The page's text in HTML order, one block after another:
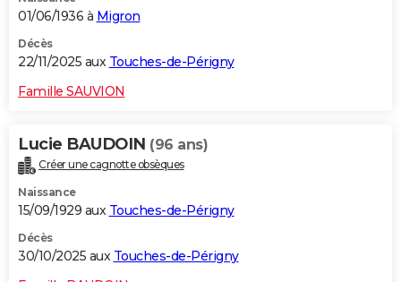
01/06/1936 à Migron
Décès
22/11/2025 aux Touches-de-Périgny
Famille SAUVION
Lucie BAUDOIN (96 ans)
Créer une cagnotte obsèques
Naissance
15/09/1929 aux Touches-de-Périgny
Décès
30/10/2025 aux Touches-de-Périgny